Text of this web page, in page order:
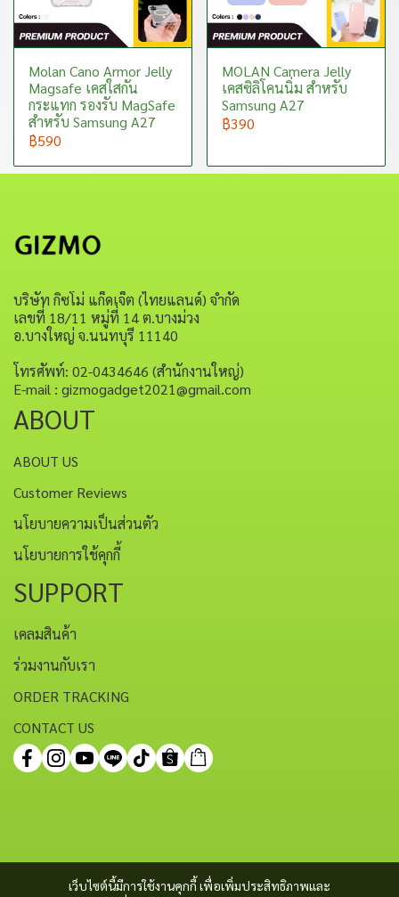
Molan Cano Armor Jelly
Magsafe เคสใสกัน
กระแทก รองรับ MagSafe
สำหรับ Samsung A27
฿590
MOLAN Camera Jelly
เคสซิลิโคนนิ่ม สำหรับ
Samsung A27
฿390
เว็บไซต์นี้มีการใช้งานคุกกี้ เพื่อเพิ่มประสิทธิภาพและ
บริษัท กิซโม่ แก็ดเจ็ต (ไทยแลนด์) จำกัด
เลขที่ 18/11 หมู่ที่ 14 ต.บางม่วง
อ.บางใหญ่ จ.นนทบุรี 11140
โทรศัพท์: 02-0434646 (สำนักงานใหญ่)
E-mail : gizmogadget2021@gmail.com
ABOUT
ABOUT US
Customer Reviews
นโยบายความเป็นส่วนตัว
นโยบายการใช้คุกกี้
SUPPORT
เคลมสินค้า
ร่วมงานกับเรา
ORDER TRACKING
CONTACT US